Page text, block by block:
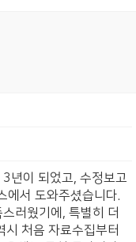
년이 되었고, 수정보고
에서 도와주셨습니다.
러웠기에, 특별히 더
시 처음 자료수집부터